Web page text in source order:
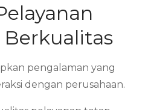
Berkualitas
pengalaman yang
dengan perusahaan.